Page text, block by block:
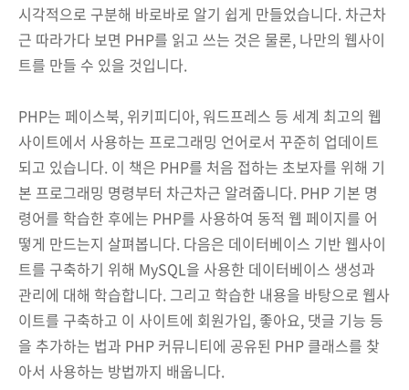
시각적으로 구분해 바로바로 알기 쉽게 만들었습니다. 차근차
근 따라가다 보면 PHP를 읽고 쓰는 것은 물론, 나만의 웹사이
트를 만들 수 있을 것입니다.
PHP는 페이스북, 위키피디아, 워드프레스 등 세계 최고의 웹
사이트에서 사용하는 프로그래밍 언어로서 꾸준히 업데이트
되고 있습니다. 이 책은 PHP를 처음 접하는 초보자를 위해 기
본 프로그래밍 명령부터 차근차근 알려줍니다. PHP 기본 명
령어를 학습한 후에는 PHP를 사용하여 동적 웹 페이지를 어
떻게 만드는지 살펴봅니다. 다음은 데이터베이스 기반 웹사이
트를 구축하기 위해 MySQL을 사용한 데이터베이스 생성과
관리에 대해 학습합니다. 그리고 학습한 내용을 바탕으로 웹사
이트를 구축하고 이 사이트에 회원가입, 좋아요, 댓글 기능 등
을 추가하는 법과 PHP 커뮤니티에 공유된 PHP 클래스를 찾
아서 사용하는 방법까지 배웁니다.